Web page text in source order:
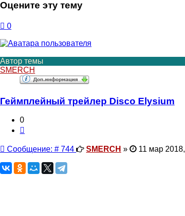
Оцените эту тему
0
Автор темы
SMERCH
Геймплейный трейлер Disco Elysium
0
Сообщение: # 744 Сообщение
SMERCH » 11 мар